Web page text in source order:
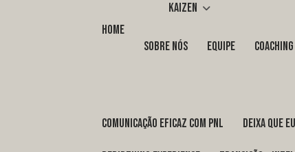
Home
Kaizen
Sobre nós Equipe Coaching
COMUNICAÇÃO EFICAZ COM PNL DEIXA QUE